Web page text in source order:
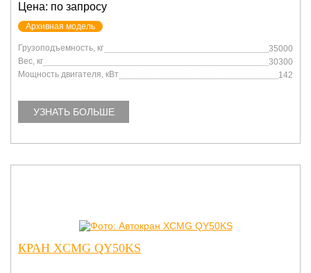
Цена: по запросу
Архивная модель
Грузоподъемность, кг
35000
Вес, кг
30300
Мощность двигателя, кВт
142
УЗНАТЬ БОЛЬШЕ
КРАН XCMG QY50KS